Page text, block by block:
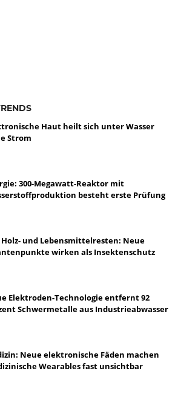
Haut heilt sich unter Wasser
Strom
300-Megawatt-Reaktor mit
besteht erste Prüfung
Holz- und Lebensmittelresten: Neue
wirken als Insektenschutz
Elektroden-Technologie entfernt 92
Schwermetalle aus Industrieabwasser
Neue elektronische Fäden machen
Wearables fast unsichtbar